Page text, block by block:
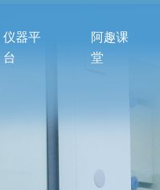
仪器平
台
阿趣课
堂